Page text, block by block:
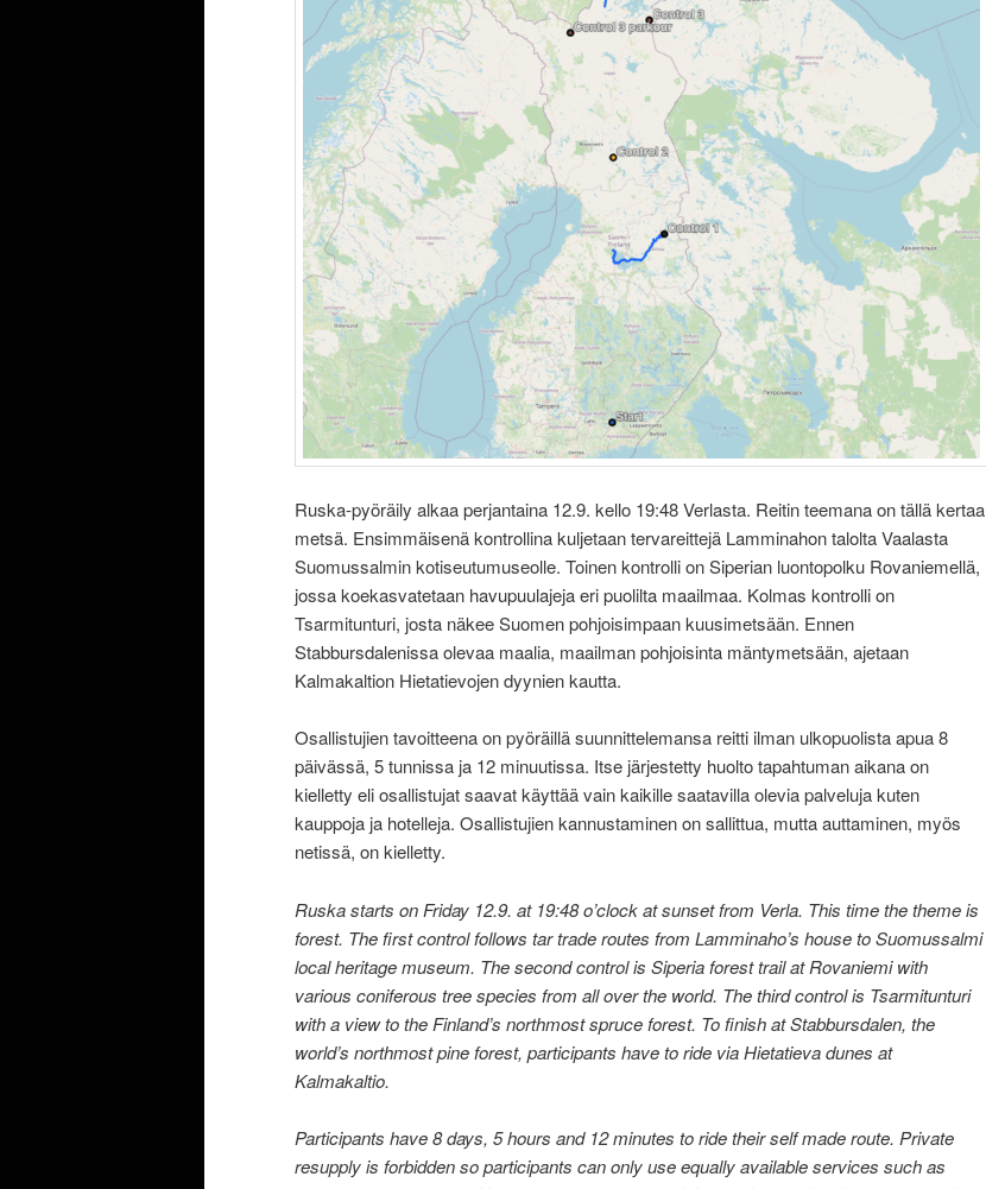
Ruska-pyöräily alkaa perjantaina 12.9. kello 19:48 Verlasta. Reitin teemana on tällä kertaa
metsä. Ensimmäisenä kontrollina kuljetaan tervareittejä Lamminahon talolta Vaalasta
Suomussalmin kotiseutumuseolle. Toinen kontrolli on Siperian luontopolku Rovaniemellä,
jossa koekasvatetaan havupuulajeja eri puolilta maailmaa. Kolmas kontrolli on
Tsarmitunturi, josta näkee Suomen pohjoisimpaan kuusimetsään. Ennen
Stabbursdalenissa olevaa maalia, maailman pohjoisinta mäntymetsään, ajetaan
Kalmakaltion Hietatievojen dyynien kautta.
Osallistujien tavoitteena on pyöräillä suunnittelemansa reitti ilman ulkopuolista apua 8
päivässä, 5 tunnissa ja 12 minuutissa. Itse järjestetty huolto tapahtuman aikana on
kielletty eli osallistujat saavat käyttää vain kaikille saatavilla olevia palveluja kuten
kauppoja ja hotelleja. Osallistujien kannustaminen on sallittua, mutta auttaminen, myös
netissä, on kielletty.
Ruska starts on Friday 12.9. at 19:48 o’clock at sunset from Verla. This time the theme is
forest. The first control follows tar trade routes from Lamminaho’s house to Suomussalmi
local heritage museum. The second control is Siperia forest trail at Rovaniemi with
various coniferous tree species from all over the world. The third control is Tsarmitunturi
with a view to the Finland’s northmost spruce forest. To finish at Stabbursdalen, the
world’s northmost pine forest, participants have to ride via Hietatieva dunes at
Kalmakaltio.
Participants have 8 days, 5 hours and 12 minutes to ride their self made route. Private
resupply is forbidden so participants can only use equally available services such as